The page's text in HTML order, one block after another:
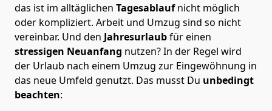
das ist im alltäglichen Tagesablaufnicht möglich
oder kompliziert. Arbeit und Umzug sind so nicht
vereinbar. Und den Jahresurlaubfür einen
stressigen Neuanfang nutzen? In der Regel wird
der Urlaub nach einem Umzug zur Eingewöhnung in
das neue Umfeld genutzt. Das musst Du unbedingt
beachten: